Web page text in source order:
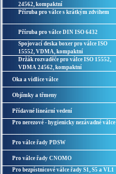
24562, kompaktní
Příruba pro válce s krátkým zdvihem
Příruba pro válce DIN ISO 6432
Spojovací deska boxer pro válce ISO
15552, VDMA, kompaktní
Držák rozvaděče pro válce ISO 15552,
VDMA 24562, kompaktní
Oka a vidlice válce
Objímky a třmeny
Přídavné lineární vedení
Pro nerezové - hygienicky nezávadné válce
Pro válce řady PDSW
Pro válce řady CNOMO
Pro bezpístnicové válce řady S1, S5 a VL1